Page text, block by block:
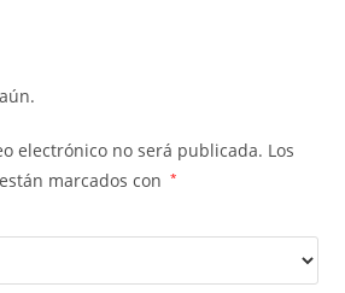
electrónico no será publicada. Los
marcados con
*